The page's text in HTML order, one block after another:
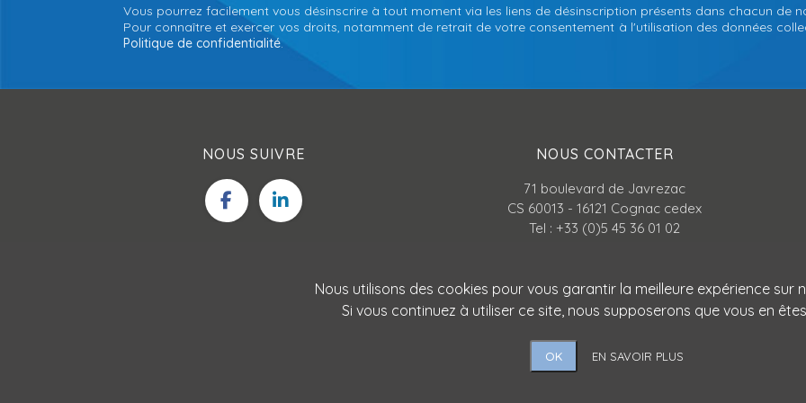
Vous pourrez facilement vous désinscrire à tout moment via les liens de désinscription présents dans chacun de
Pour connaître et exercer vos droits, notamment de retrait de votre consentement à l'utilisation des données
Politique de confidentialité.
NOUS SUIVRE NOUS CONTACTER
71 boulevard de Javrezac
CS 60013 - 16121 Cognac cedex
Tel : +33 (0)5 45 36 01 02
Par mail
Nous utilisons des cookies pour vous garantir la meilleure expérience sur
Si vous continuez à utiliser ce site, nous supposerons que vous en
OK EN SAVOIR PLUS